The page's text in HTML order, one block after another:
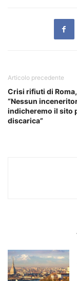
Articolo precedente
Crisi rifiuti di
“Nessun
indicheremo il sito
discarica”